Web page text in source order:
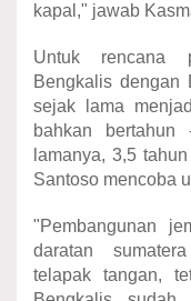
kapal," jawab
Untuk rencana
Bengkalis dengan
sejak lama
bahkan
lamanya, 3,5
Santoso mencoba
"Pembangunan
daratan
telapak tangan,